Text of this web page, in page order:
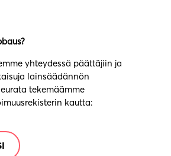
yhteydessä päättäjiin ja
lainsäädännön
tekemäämme
kautta: